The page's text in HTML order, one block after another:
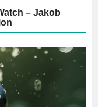
– Jakob